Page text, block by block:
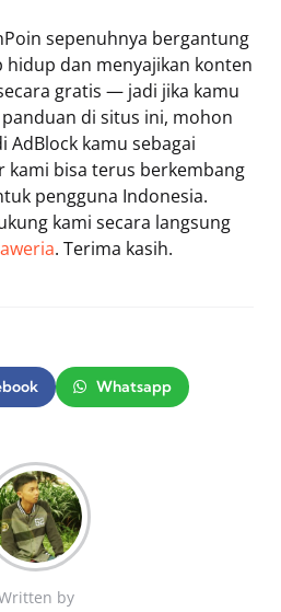
sepenuhnya bergantung
dan menyajikan konten
gratis — jadi jika kamu
di situs ini, mohon
kamu sebagai
kami bisa terus berkembang
pengguna Indonesia.
kami secara langsung
. Terima kasih.
Whatsapp
by